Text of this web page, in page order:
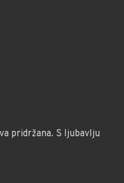
pridržana. S ljubavlju